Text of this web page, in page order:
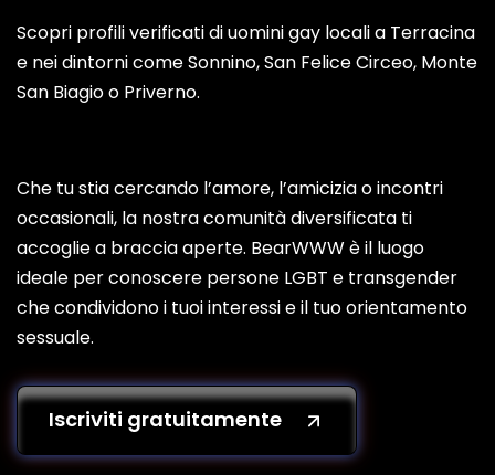
Scopri profili verificati di uomini gay locali a Terracina
e nei dintorni come Sonnino, San Felice Circeo, Monte
San Biagio o Priverno.
Che tu stia cercando l’amore, l’amicizia o incontri
occasionali, la nostra comunità diversificata ti
accoglie a braccia aperte. BearWWW è il luogo
ideale per conoscere persone LGBT e transgender
che condividono i tuoi interessi e il tuo orientamento
sessuale.
Iscriviti gratuitamente